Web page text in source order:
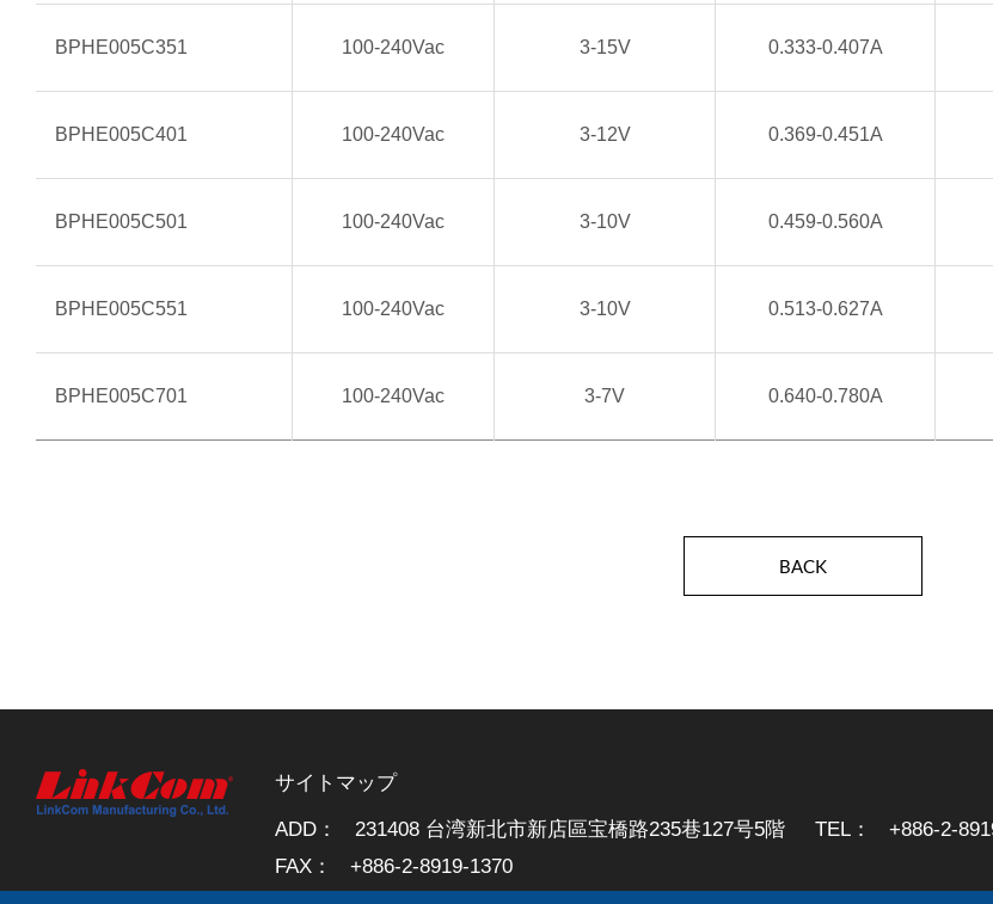
BPHE005C351 100-240Vac 3-15V 0.333-0.407A
BPHE005C401 100-240Vac 3-12V 0.369-0.451A
BPHE005C501 100-240Vac 3-10V 0.459-0.560A
BPHE005C551 100-240Vac 3-10V 0.513-0.627A
BPHE005C701 100-240Vac 3-7V 0.640-0.780A
BACK
サイトマップ
ADD： 231408 台湾新北市新店區宝橋路235巷127号5階 TEL：
+886-2-
FAX：
+886-2-8919-1370